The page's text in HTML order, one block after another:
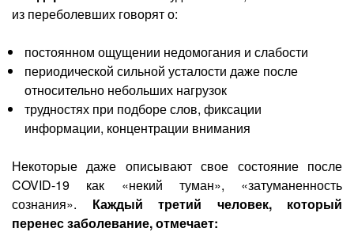
из переболевших говорят о:
постоянном ощущении недомогания и слабости
периодической сильной усталости даже после
относительно небольших нагрузок
трудностях при подборе слов, фиксации
информации, концентрации внимания
Некоторые даже описывают свое состояние после
COVID-19 как «некий туман», «затуманенность
сознания». Каждый третий человек, который
перенес заболевание, отмечает: